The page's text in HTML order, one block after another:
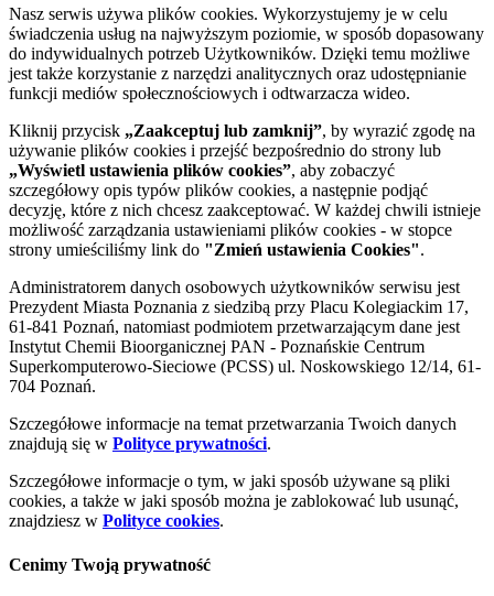
Nasz serwis używa plików cookies. Wykorzystujemy je w celu
świadczenia usług na najwyższym poziomie, w sposób dopasowany
do indywidualnych potrzeb Użytkowników. Dzięki temu możliwe
jest także korzystanie z narzędzi analitycznych oraz udostępnianie
funkcji mediów społecznościowych i odtwarzacza wideo.
Kliknij przycisk „Zaakceptuj lub zamknij”, by wyrazić zgodę na
używanie plików cookies i przejść bezpośrednio do strony lub
„Wyświetl ustawienia plików cookies”, aby zobaczyć
szczegółowy opis typów plików cookies, a następnie podjąć
decyzję, które z nich chcesz zaakceptować. W każdej chwili istnieje
możliwość zarządzania ustawieniami plików cookies - w stopce
strony umieściliśmy link do "Zmień ustawienia Cookies".
Administratorem danych osobowych użytkowników serwisu jest
Prezydent Miasta Poznania z siedzibą przy Placu Kolegiackim 17,
61-841 Poznań, natomiast podmiotem przetwarzającym dane jest
Instytut Chemii Bioorganicznej PAN - Poznańskie Centrum
Superkomputerowo-Sieciowe (PCSS) ul. Noskowskiego 12/14, 61-
704 Poznań.
Szczegółowe informacje na temat przetwarzania Twoich danych
znajdują się w Polityce prywatności.
Szczegółowe informacje o tym, w jaki sposób używane są pliki
cookies, a także w jaki sposób można je zablokować lub usunąć,
znajdziesz w Polityce cookies.
Cenimy Twoją prywatność